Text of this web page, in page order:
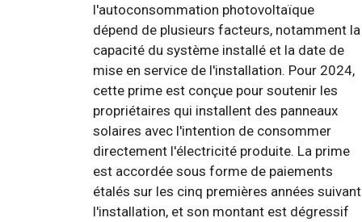
l'autoconsommation photovoltaïque
dépend de plusieurs facteurs, notamment la
capacité du système installé et la date de
mise en service de l'installation. Pour 2024,
cette prime est conçue pour soutenir les
propriétaires qui installent des panneaux
solaires avec l'intention de consommer
directement l'électricité produite. La prime
est accordée sous forme de paiements
étalés sur les cinq premières années suivant
l'installation, et son montant est dégressif